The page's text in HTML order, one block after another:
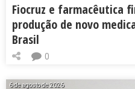
Fiocruz e farmacêutica
produção de novo
Brasil
0
6 de agosto de 2026